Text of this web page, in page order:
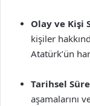
Olay ve Kişi
kişiler
Atatürk’ün
Tarihsel
aşamalarını